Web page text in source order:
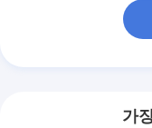
가